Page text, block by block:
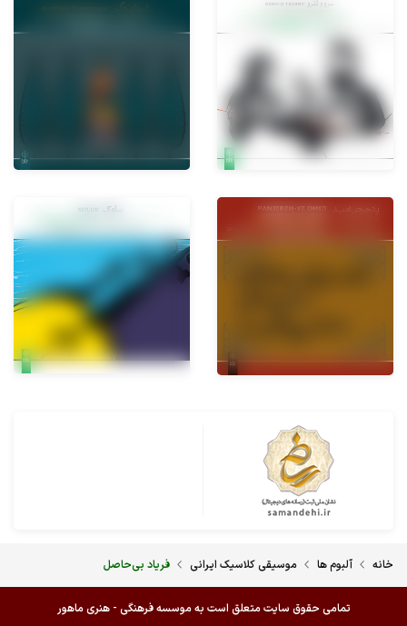
خانه آلبوم ها موسیقی کلاسیک ایرانی فریاد بی‌حاصل
تمامی حقوق سایت متعلق است به موسسه فرهنگی - هنری ماهور